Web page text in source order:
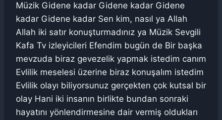
Müzik Gidene kadar Gidene kadar Gidene
kadar Gidene kadar Sen kim, nasıl ya Allah
Allah iki satır konuşturmadınız ya Müzik Sevgili
Kafa Tv izleyicileri Efendim bugün de Bir başka
mevzuda biraz gevezelik yapmak istedim canım
Evlilik meselesi üzerine biraz konuşalım istedim
Evlilik olayı biliyorsunuz gerçekten çok kutsal bir
olay Hani iki insanın birlikte bundan sonraki
hayatını yönlendirmesine dair vermiş oldukları